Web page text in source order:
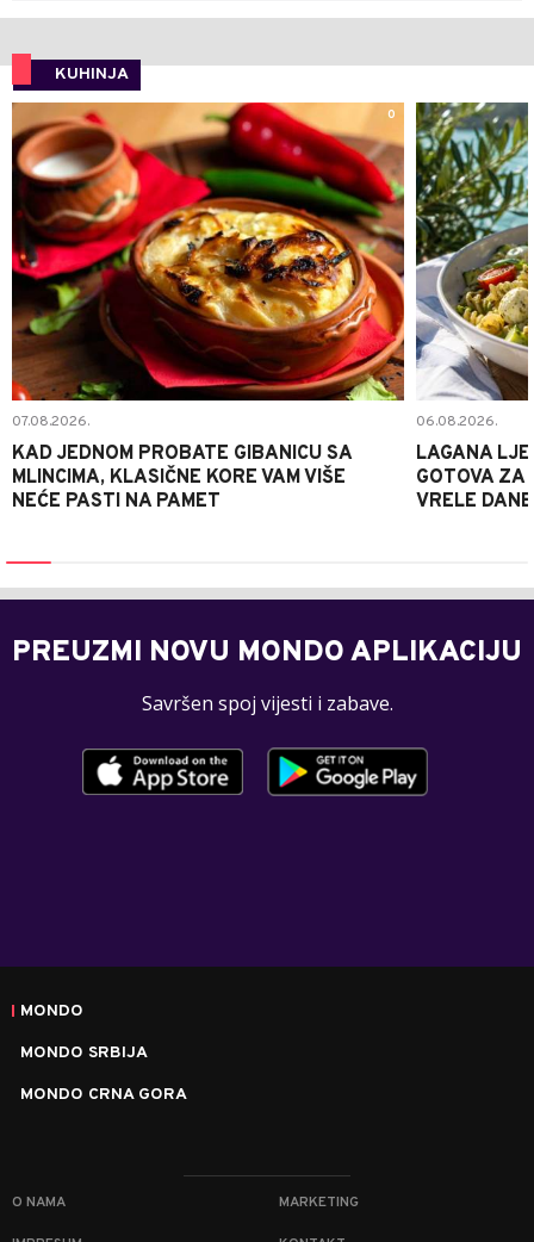
KUHINJA
0
07.08.2026.
KAD JEDNOM PROBATE GIBANICU SA
MLINCIMA, KLASIČNE KORE VAM VIŠE
NEĆE PASTI NA PAMET
06.08.2026.
LAGANA
GOTOVA ZA
VRELE DANE
PREUZMI NOVU MONDO APLIKACIJU
Savršen spoj vijesti i zabave.
MONDO
MONDO SRBIJA
MONDO CRNA GORA
O NAMA MARKETING